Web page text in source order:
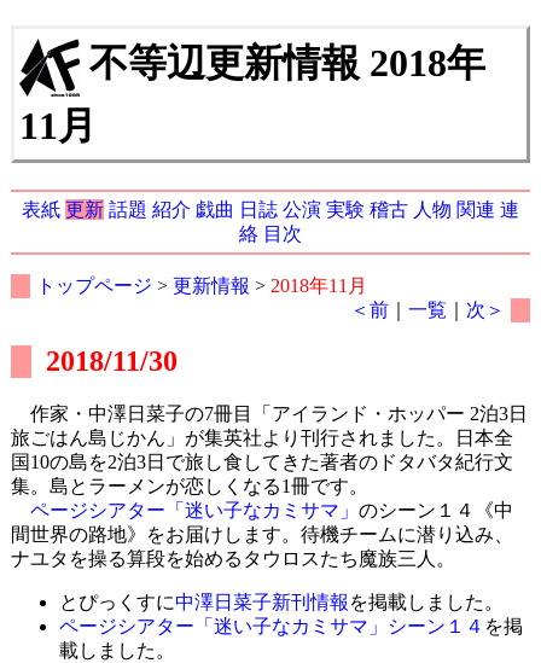
不等辺更新情報 2018年
11月
表紙 更新 話題 紹介 戯曲 日誌 公演 実験 稽古 人物 関連 連
絡 目次
トップページ > 更新情報 > 2018年11月
＜前 ｜一覧 次＞
2018/11/30
作家・中澤日菜子の7冊目「アイランド・ホッパー 2泊3日
旅ごはん島じかん」が集英社より刊行されました。日本全
国10の島を2泊3日で旅し食してきた著者のドタバタ紀行文
集。島とラーメンが恋しくなる1冊です。
ページシアター「迷い子なカミサマ」 のシーン１４《中
間世界の路地》をお届けします。待機チームに潜り込み、
ナユタを操る算段を始めるタウロスたち魔族三人。
とぴっくすに中澤日菜子新刊情報 を掲載しました。
ページシアター「迷い子なカミサマ」シーン１４ を掲
載しました。